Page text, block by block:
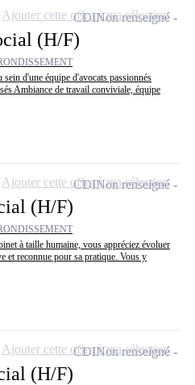
(H/F)
d'une équipe d'avocats passionnés
Ambiance de travail conviviale, équipe
CDINon renseigné
Ajouter cette offre à ma sélection
(H/F)
à taille humaine, vous appréciez évoluer
et reconnue pour sa pratique. Vous y
CDINon renseigné
Ajouter cette offre à ma sélection
(H/F)
CDINon renseigné
Ajouter cette offre à ma sélection